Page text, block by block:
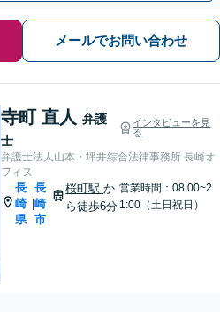
メールでお問い合わせ
寺町 直人 弁護
士
インタビューを見
る
弁護士法人山本・坪井綜合法律事務所 長崎オ
フィス
長
崎
県
|
長
崎
市
桜町駅か
ら徒歩6分
営業時間：08:00~2
1:00（土日祝日）